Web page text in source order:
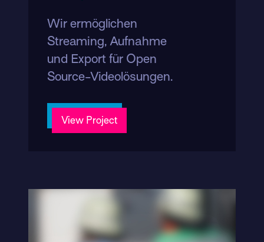
Wir ermöglichen
Streaming, Aufnahme
und Export für Open
Source-Videolösungen.
View Project